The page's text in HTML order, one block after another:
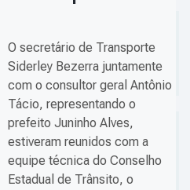
O secretário de Transporte
Siderley Bezerra juntamente
com o consultor geral Antônio
Tácio, representando o
prefeito Juninho Alves,
estiveram reunidos com a
equipe técnica do Conselho
Estadual de Trânsito, o